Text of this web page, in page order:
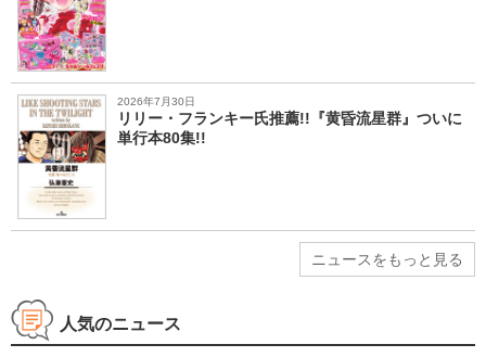
2026年7月30日
リリー・フランキー氏推薦!!『黄昏流星群』ついに
単行本80集!!
ニュースをもっと見る
人気のニュース